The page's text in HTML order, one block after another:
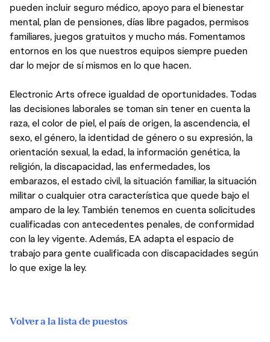
pueden incluir seguro médico, apoyo para el bienestar
mental, plan de pensiones, días libre pagados, permisos
familiares, juegos gratuitos y mucho más. Fomentamos
entornos en los que nuestros equipos siempre pueden
dar lo mejor de sí mismos en lo que hacen.
Electronic Arts ofrece igualdad de oportunidades. Todas
las decisiones laborales se toman sin tener en cuenta la
raza, el color de piel, el país de origen, la ascendencia, el
sexo, el género, la identidad de género o su expresión, la
orientación sexual, la edad, la información genética, la
religión, la discapacidad, las enfermedades, los
embarazos, el estado civil, la situación familiar, la situación
militar o cualquier otra característica que quede bajo el
amparo de la ley. También tenemos en cuenta solicitudes
cualificadas con antecedentes penales, de conformidad
con la ley vigente. Además, EA adapta el espacio de
trabajo para gente cualificada con discapacidades según
lo que exige la ley.
Volver a la lista de puestos